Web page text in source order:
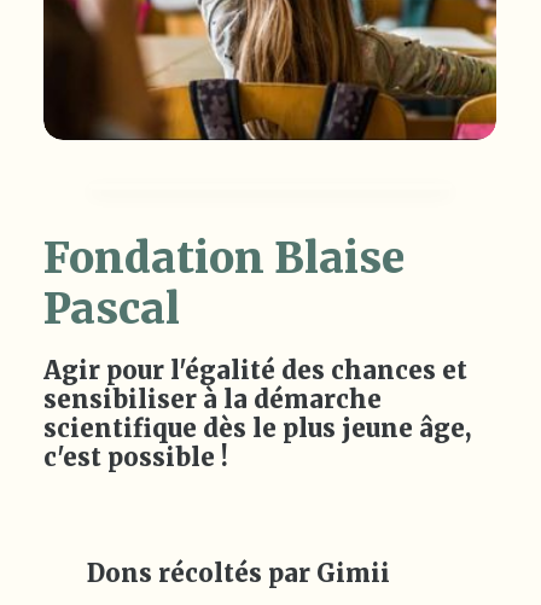
Fondation Blaise
Pascal
Agir pour l'égalité des chances et
sensibiliser à la démarche
scientifique dès le plus jeune âge,
c'est possible !
Dons récoltés par Gimii